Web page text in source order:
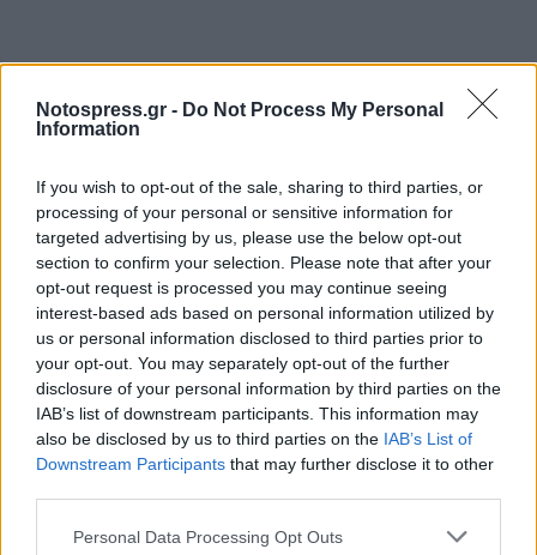
Notospress.gr - Do Not Process My Personal
Information
If you wish to opt-out of the sale, sharing to third parties, or
processing of your personal or sensitive information for
targeted advertising by us, please use the below opt-out
section to confirm your selection. Please note that after your
opt-out request is processed you may continue seeing
interest-based ads based on personal information utilized by
us or personal information disclosed to third parties prior to
your opt-out. You may separately opt-out of the further
disclosure of your personal information by third parties on the
IAB’s list of downstream participants. This information may
also be disclosed by us to third parties on the IAB’s List of
Downstream Participants that may further disclose it to other
Personal Data Processing Opt Outs
Σχετικά Άρθρα
29/07/2026 14:55